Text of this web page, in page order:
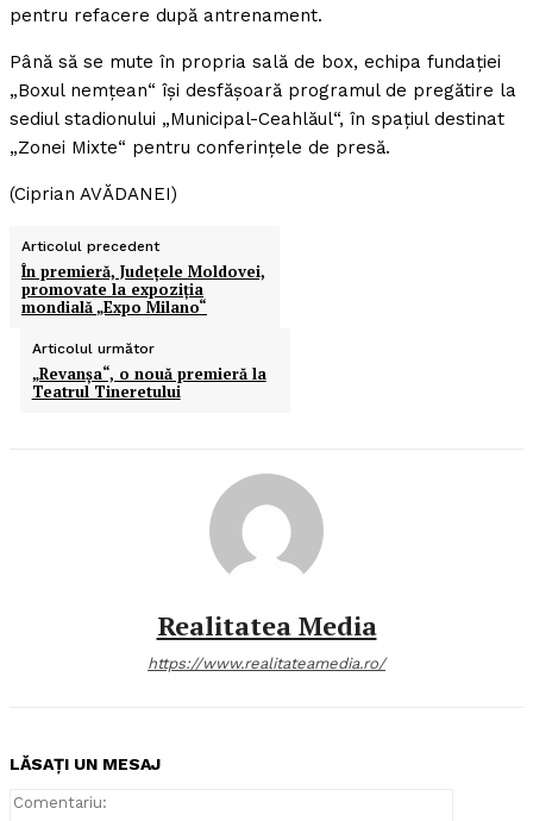
pentru refacere după antrenament.
Până să se mute în propria sală de box, echipa fundaţiei
„Boxul nemţean“ îşi desfăşoară programul de pregătire la
sediul stadionului „Municipal-Ceahlăul“, în spaţiul destinat
„Zonei Mixte“ pentru conferinţele de presă.
(Ciprian AVĂDANEI)
Articolul precedent
În premieră, Judeţele Moldovei,
promovate la expoziţia
mondială „Expo Milano“
Articolul următor
„Revanşa“, o nouă premieră la
Teatrul Tineretului
Realitatea Media
https://www.realitateamedia.ro/
LĂSAȚI UN MESAJ